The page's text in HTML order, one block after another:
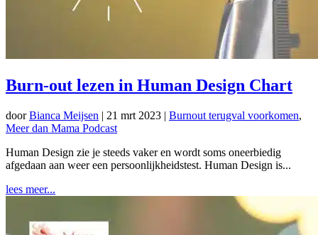
Burn-out lezen in Human Design Chart
doorBianca Meijsen | 21 mrt 2023 | Burnout terugval voorkomen,
Meer dan Mama Podcast
Human Design zie je steeds vaker en wordt soms oneerbiedig
afgedaan aan weer een persoonlijkheidstest. Human Design is...
lees meer...